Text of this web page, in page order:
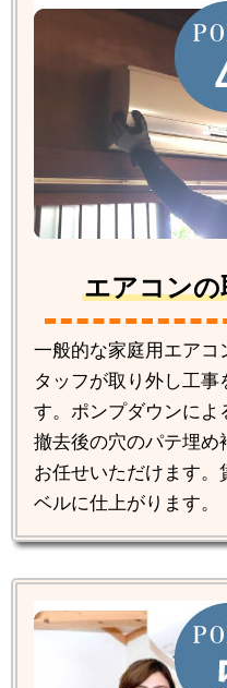
エアコンの
一般的な家庭用エアコ
タッフが取り外し工事
す。ポンプダウンによ
撤去後の穴のパテ埋め
お任せいただけます。
ベルに仕上がります。